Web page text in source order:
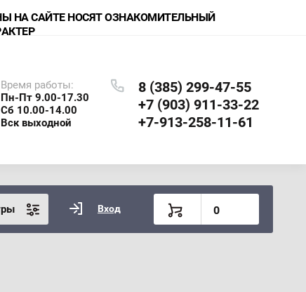
НА САЙТЕ НОСЯТ ОЗНАКОМИТЕЛЬНЫЙ
Время работы:
Пн-Пт 9.00-17.30
Сб 10.00-14.00
Вск выходной
8 (385) 299-47-55
+7 (903) 911-33-22
+7-913-258-11-61
Вход 0